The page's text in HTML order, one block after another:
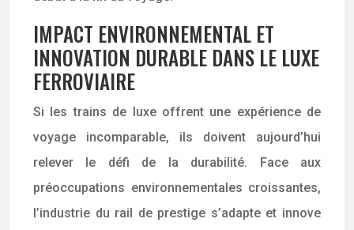
IMPACT ENVIRONNEMENTAL ET
INNOVATION DURABLE DANS LE LUXE
FERROVIAIRE
Si les trains de luxe offrent une expérience de
voyage incomparable, ils doivent aujourd’hui
relever le défi de la durabilité. Face aux
préoccupations environnementales croissantes,
l’industrie du rail de prestige s’adapte et innove